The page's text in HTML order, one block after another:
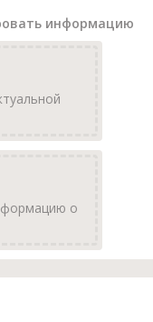
информацию
о